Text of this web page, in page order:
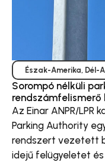
Észak-Amerika, Dél-
Sorompó nélküli
rendszámfelismerő
Az Einar ANPR/
Parking Authority
rendszert vezetett
idejű felügyeletet